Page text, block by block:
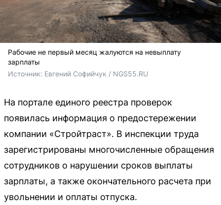
Рабочие не первый месяц жалуются на невыплату
зарплаты
Источник: Евгений Софийчук / NGS55.RU
На портале единого реестра проверок
появилась информация о предостережении
компании «Стройтраст». В инспекции труда
зарегистрированы многочисленные обращения
сотрудников о нарушении сроков выплаты
зарплаты, а также окончательного расчета при
увольнении и оплаты отпуска.